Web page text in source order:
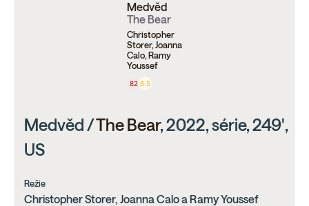
Medvěd
The Bear
Christopher
Storer, Joanna
Calo, Ramy
Youssef
82 8.5
Medvěd /The Bear, 2022, série, 249',
US
Režie
Christopher Storer, Joanna Calo a Ramy Youssef